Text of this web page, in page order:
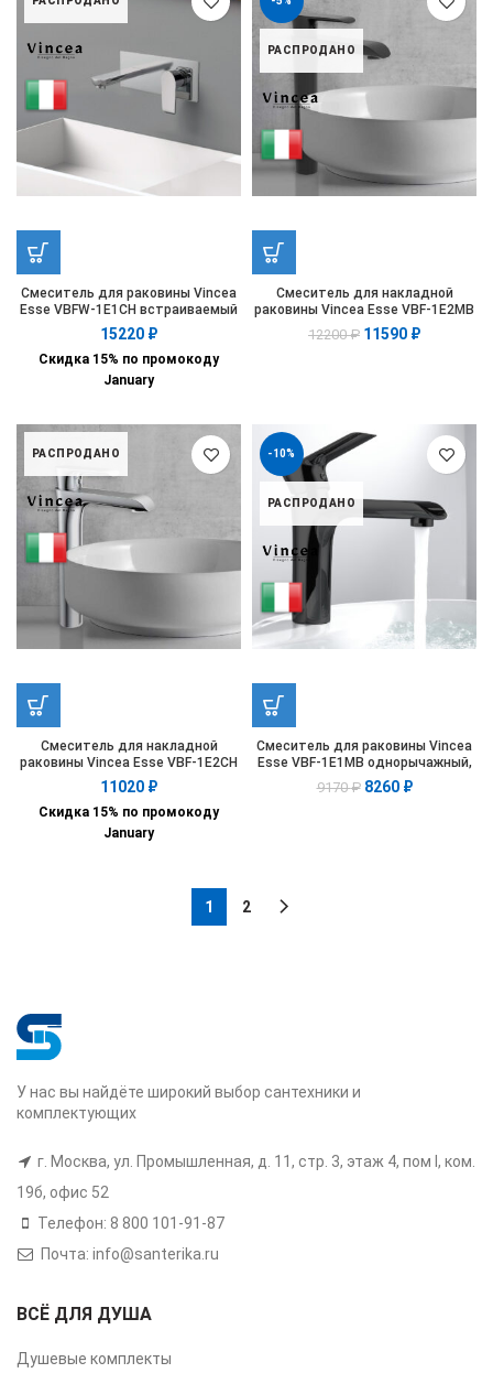
Смеситель для раковины Vincea
Esse VBFW-1E1CH встраиваемый
однорычажный, хром
15220 ₽
Скидка 15% по промокоду
January
РАСПРОДАНО
Смеситель для накладной
раковины Vincea Esse VBF-1E2MB
однорычажный, черный
12200₽ 11590 ₽
РАСПРОДАНО
Смеситель для накладной
раковины Vincea Esse VBF-1E2CH
однорычажный, хром
11020 ₽
Скидка 15% по промокоду
January
-10%
РАСПРОДАНО
Смеситель для раковины Vincea
Esse VBF-1E1MB однорычажный,
черный
9170₽ 8260 ₽
1 2
У нас вы найдёте широкий выбор сантехники и
комплектующих
г. Москва, ул. Промышленная, д. 11, стр. 3, этаж 4, пом I, ком.
19б, офис 52
Телефон: 8 800 101-91-87
Почта: info@santerika.ru
ВСЁ ДЛЯ ДУША
Душевые комплекты